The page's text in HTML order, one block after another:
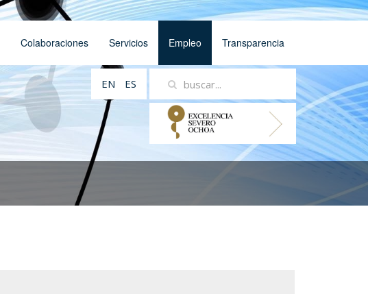
Colaboraciones Servicios Empleo Transparencia
EN ES